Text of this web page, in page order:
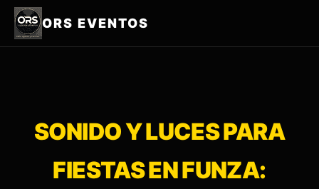
ORS EVENTOS
SONIDO Y LUCES PARA
FIESTAS EN FUNZA: